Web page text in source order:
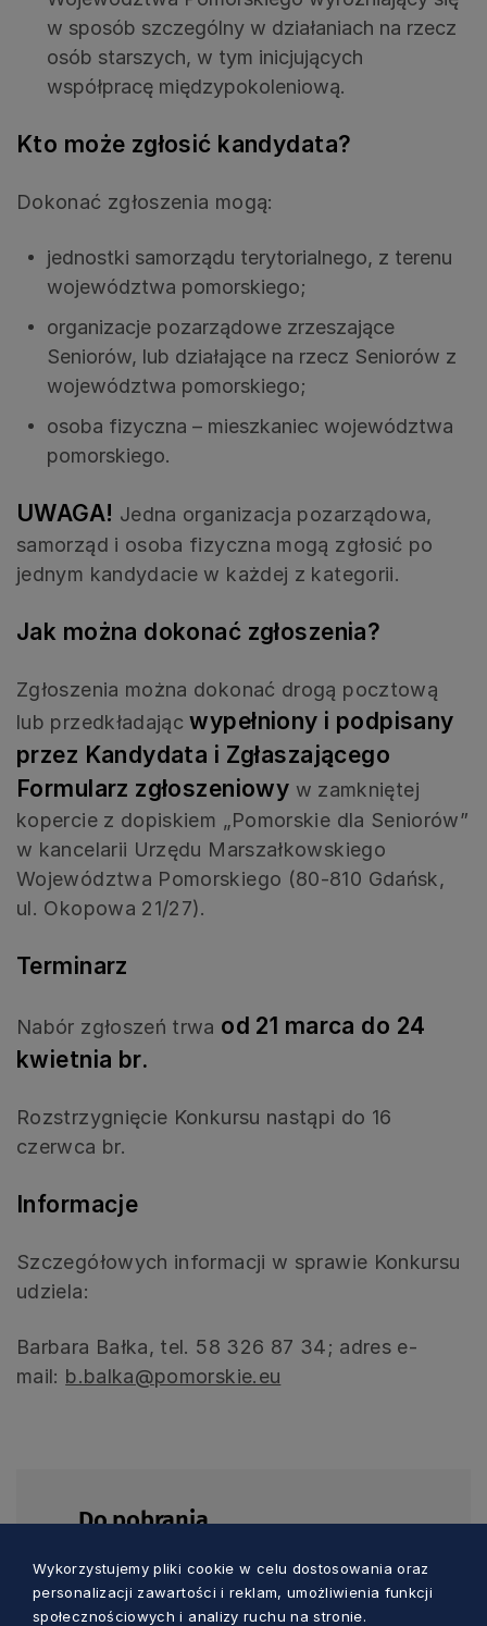
w sposób szczególny w działaniach na rzecz
osób starszych, w tym inicjujących
współpracę międzypokoleniową.
Kto może zgłosić kandydata?
Dokonać zgłoszenia mogą:
jednostki samorządu terytorialnego, z terenu
województwa pomorskiego;
organizacje pozarządowe zrzeszające
Seniorów, lub działające na rzecz Seniorów z
województwa pomorskiego;
osoba fizyczna – mieszkaniec województwa
pomorskiego.
UWAGA! Jedna organizacja pozarządowa,
samorząd i osoba fizyczna mogą zgłosić po
jednym kandydacie w każdej z kategorii.
Jak można dokonać zgłoszenia?
Zgłoszenia można dokonać drogą pocztową
lub przedkładającwypełniony i podpisany
przez Kandydata i Zgłaszającego
Formularz zgłoszeniowy w zamkniętej
kopercie z dopiskiem „Pomorskie dla Seniorów”
w kancelarii Urzędu Marszałkowskiego
Województwa Pomorskiego (80-810 Gdańsk,
ul. Okopowa 21/27).
Terminarz
Nabór zgłoszeń trwa od 21 marca do 24
kwietnia br.
Rozstrzygnięcie Konkursu nastąpi do 16
czerwca br.
Informacje
Szczegółowych informacji w sprawie Konkursu
udziela:
Barbara Bałka, tel. 58 326 87 34; adres e-
mail: b.balka@pomorskie.eu
Do pobrania
PDF
Wykorzystujemy pliki cookie w celu dostosowania oraz
personalizacji zawartości i reklam, umożliwienia funkcji
społecznościowych i analizy ruchu na stronie.